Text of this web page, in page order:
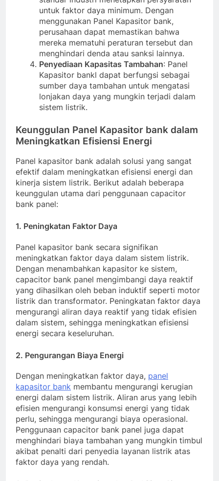
untuk faktor daya minimum. Dengan
menggunakan Panel Kapasitor bank,
perusahaan dapat memastikan bahwa
mereka mematuhi peraturan tersebut dan
menghindari denda atau sanksi lainnya.
Penyediaan Kapasitas Tambahan: Panel
Kapasitor bankl dapat berfungsi sebagai
sumber daya tambahan untuk mengatasi
lonjakan daya yang mungkin terjadi dalam
sistem listrik.
Keunggulan Panel Kapasitor bank dalam
Meningkatkan Efisiensi Energi
Panel kapasitor bank adalah solusi yang sangat
efektif dalam meningkatkan efisiensi energi dan
kinerja sistem listrik. Berikut adalah beberapa
keunggulan utama dari penggunaan capacitor
bank panel:
1. Peningkatan Faktor Daya
Panel kapasitor bank secara signifikan
meningkatkan faktor daya dalam sistem listrik.
Dengan menambahkan kapasitor ke sistem,
capacitor bank panel mengimbangi daya reaktif
yang dihasilkan oleh beban induktif seperti motor
listrik dan transformator. Peningkatan faktor daya
mengurangi aliran daya reaktif yang tidak efisien
dalam sistem, sehingga meningkatkan efisiensi
energi secara keseluruhan.
2. Pengurangan Biaya Energi
Dengan meningkatkan faktor daya, panel
kapasitor bank membantu mengurangi kerugian
energi dalam sistem listrik. Aliran arus yang lebih
efisien mengurangi konsumsi energi yang tidak
perlu, sehingga mengurangi biaya operasional.
Penggunaan capacitor bank panel juga dapat
menghindari biaya tambahan yang mungkin timbul
akibat penalti dari penyedia layanan listrik atas
faktor daya yang rendah.